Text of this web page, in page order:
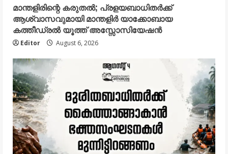
മാന്തളിരിന്റെ കരുതൽ; പ്രളയബാധിതർക്ക്
ആശ്വാസവുമായി മാന്തളിർ യാക്കോബായ
കത്തീഡ്രൽ യൂത്ത് അസ്സോസിയേഷൻ
Editor August 6, 2026